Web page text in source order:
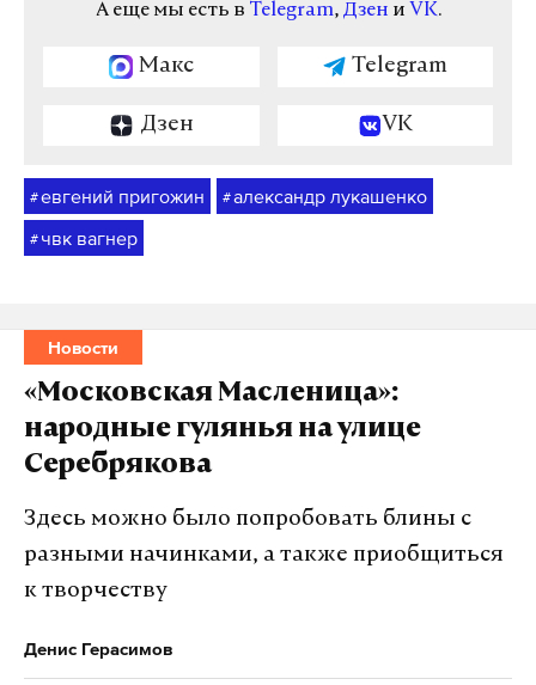
А еще мы есть в Telegram, Дзен и VK.
Макс Telegram
Дзен VK
#евгений пригожин #александр лукашенко
# чвк вагнер
Новости
«Московская Масленица»:
народные гулянья на улице
Серебрякова
Здесь можно было попробовать блины с
разными начинками, а также приобщиться
к творчеству
Денис Герасимов